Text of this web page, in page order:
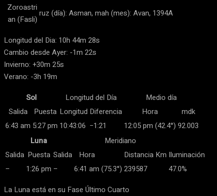
Zoroastri
an (Fasli)
ruz (día): Asman, mah (mes): Avan, 1394A
Longitud del Dia: 10h 44m 28s
Cambio desde Ayer: -1m 22s
Invierno: +30m 25s
Verano: -3h 19m
Sol
Longitud del Día
Medio día
Salida
Puesta Longitud Diferencia Hora
mdk
6:43 am 5:27 pm 10:43:06 −1:21 12:05 pm (42.4°) 92.003
Luna
Meridiano
Salida Puesta Salida Hora Distancia Km Iluminación
–
1:26 pm – 6:41 am (75.3°) 239587
47.0%
La Luna está en su Fase Último Cuarto